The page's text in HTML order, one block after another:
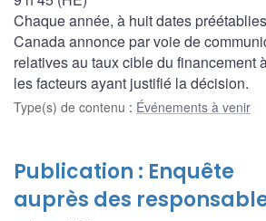
Chaque année, à huit dates
Canada annonce par voie de
relatives au taux cible du financement
les facteurs ayant justifié la décision.
Type(s) de contenu : Événements à venir
Publication : Enquête
auprès des